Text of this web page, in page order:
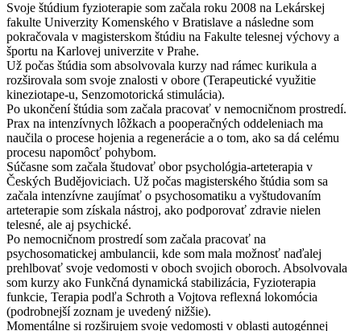
Svoje štúdium fyzioterapie som začala roku 2008 na Lekárskej
fakulte Univerzity Komenského v Bratislave a následne som
pokračovala v magisterskom štúdiu na Fakulte telesnej výchovy a
športu na Karlovej univerzite v Prahe.
Už počas štúdia som absolvovala kurzy nad rámec kurikula a
rozširovala som svoje znalosti v obore (Terapeutické využitie
kineziotape-u, Senzomotorická stimulácia).
Po ukončení štúdia som začala pracovať v nemocničnom prostredí.
Prax na intenzívnych lôžkach a pooperačných oddeleniach ma
naučila o procese hojenia a regenerácie a o tom, ako sa dá celému
procesu napomôcť pohybom.
Súčasne som začala študovať obor psychológia-arteterapia v
Českých Budějoviciach. Už počas magisterského štúdia som sa
začala intenzívne zaujímať o psychosomatiku a vyštudovaním
arteterapie som získala nástroj, ako podporovať zdravie nielen
telesné, ale aj psychické.
Po nemocničnom prostredí som začala pracovať na
psychosomatickej ambulancii, kde som mala možnosť naďalej
prehlbovať svoje vedomosti v oboch svojich oboroch. Absolvovala
som kurzy ako Funkčná dynamická stabilizácia, Fyzioterapia
funkcie, Terapia podľa Schroth a Vojtova reflexná lokomócia
(podrobnejší zoznam je uvedený nižšie).
Momentálne si rozširujem svoje vedomosti v oblasti autogénnej